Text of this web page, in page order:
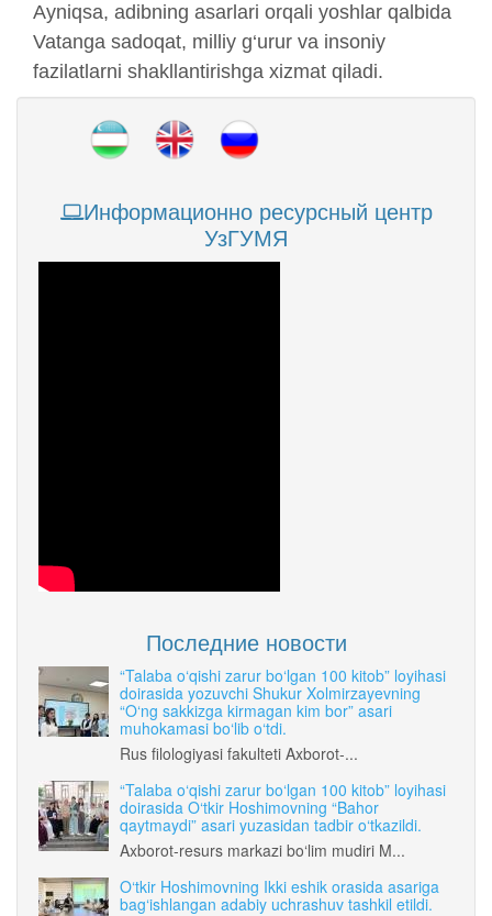
Ayniqsa, adibning asarlari orqali yoshlar qalbida
Vatanga sadoqat, milliy g‘urur va insoniy
fazilatlarni shakllantirishga xizmat qiladi.
Информационно ресурсный центр
УзГУМЯ
Последние новости
“Talaba o‘qishi zarur bo‘lgan 100 kitob” loyihasi
doirasida yozuvchi Shukur Xolmirzayevning
“O‘ng sakkizga kirmagan kim bor” asari
muhokamasi bo‘lib o‘tdi.
Rus filologiyasi fakulteti Axborot-...
“Talaba o‘qishi zarur bo‘lgan 100 kitob” loyihasi
doirasida O‘tkir Hoshimovning “Bahor
qaytmaydi” asari yuzasidan tadbir o‘tkazildi.
Axborot-resurs markazi bo‘lim mudiri M...
O‘tkir Hoshimovning Ikki eshik orasida asariga
bag‘ishlangan adabiy uchrashuv tashkil etildi.